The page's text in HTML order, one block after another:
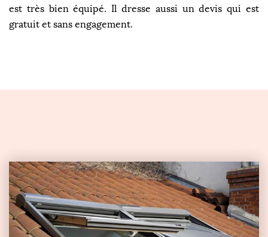
est très bien équipé. Il dresse aussi un devis qui est
gratuit et sans engagement.